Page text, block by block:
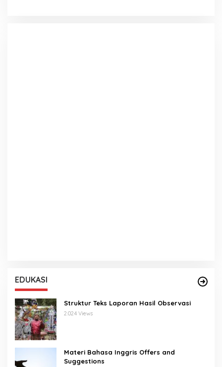
EDUKASI
Struktur Teks Laporan Hasil Observasi
2.024 Views
Materi Bahasa Inggris Offers and
Suggestions